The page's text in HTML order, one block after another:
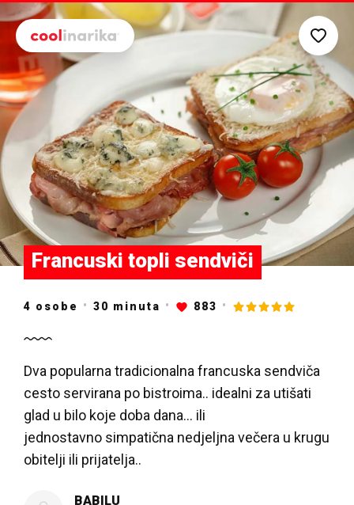
Preskoči na glavni sadržaj
Francuski topli sendviči
4 osobe 30 minuta 883
Dva popularna tradicionalna francuska sendviča
cesto servirana po bistroima.. idealni za utišati
glad u bilo koje doba dana… ili
jednostavno simpatična nedjeljna večera u krugu
obitelji ili prijatelja..
BABILU